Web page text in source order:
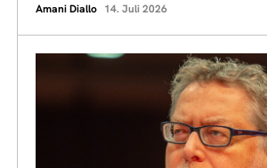
Amani Diallo 14. Juli 2026